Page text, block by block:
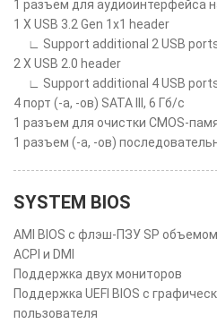
1 разъем для аудиоинтерфейса
1 X USB 3.2 Gen 1x1 header
∟ Support additional 2 USB
2 X USB 2.0 header
∟ Support additional 4 USB
4 порт (-а, -ов) SATA III, 6 Гб/с
1 разъем для очистки CMOS-
1 разъем (-а, -ов)
SYSTEM BIOS
AMI BIOS с флэш-ПЗУ SP
ACPI и DMI
Поддержка двух мониторов
Поддержка UEFI BIOS с
пользователя